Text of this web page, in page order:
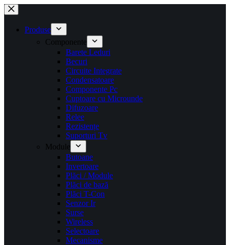
Sari
la
conținutProduse
Componente
Barete Leduri
Becuri
Circuite Integrate
Condensatoare
Componente Pc
Cuptoare cu Microunde
Difuzoare
Relee
Rezistențe
Suporturi Tv
Module
Butoane
Invertoare
Plăci / Module
Plăci de bază
Plăci T-Con
Senzor Ir
Surse
Wireless
Selectoare
Mecanisme